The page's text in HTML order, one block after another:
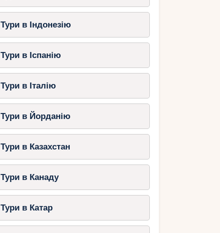
Тури в Індонезію
Тури в Іспанію
Тури в Італію
Тури в Йорданію
Тури в Казахстан
Тури в Канаду
Тури в Катар